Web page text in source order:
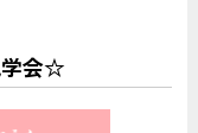
学会☆